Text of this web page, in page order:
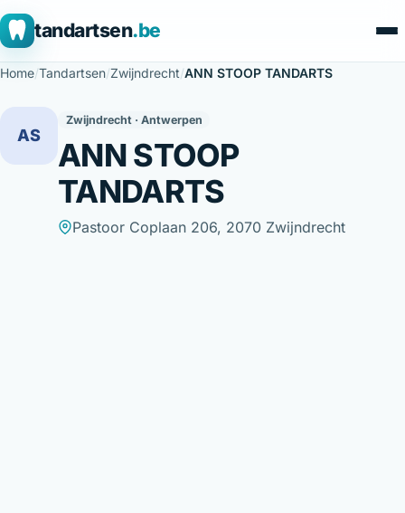
tandartsen.be
Home/Tandartsen/Zwijndrecht/ANN STOOP TANDARTS
AS
Zwijndrecht · Antwerpen
ANN STOOP
TANDARTS
Pastoor Coplaan 206, 2070 Zwijndrecht